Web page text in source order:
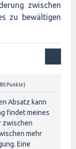
zwischen
zu bewältigen
Punkte)
Absatz kann
findet meines
zwischen
mehr
Eine